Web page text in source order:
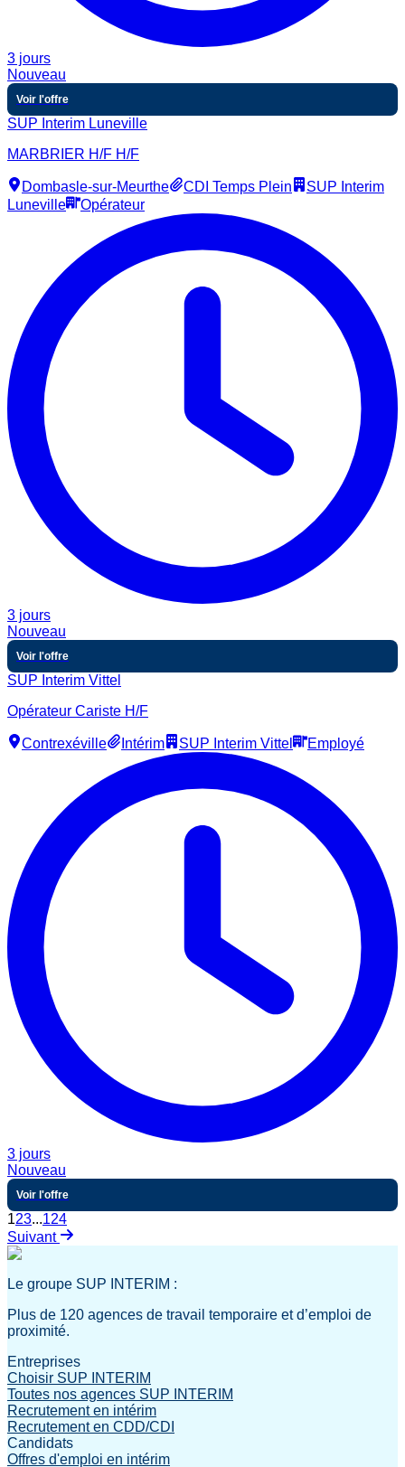
3 jours
Nouveau
Voir l'offre
SUP Interim Luneville
MARBRIER H/F H/F
Dombasle-sur-Meurthe CDI Temps Plein
SUP Interim
Luneville
Opérateur
3 jours
Nouveau
Voir l'offre
SUP Interim Vittel
Opérateur Cariste H/F
Contrexéville Intérim SUP Interim Vittel Employé
3 jours
Nouveau
Voir l'offre
123...124
Suivant
Le groupe SUP INTERIM :
Plus de 120 agences de travail temporaire et d’emploi de
proximité.
Entreprises
Choisir SUP INTERIM
Toutes nos agences SUP INTERIM
Recrutement en intérim
Recrutement en CDD/CDI
Candidats
Offres d'emploi en intérim